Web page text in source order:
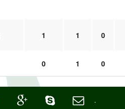
1 1 0
0 1 0
·